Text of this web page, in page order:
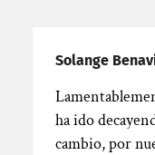
Solange
ha ido
cambio, por